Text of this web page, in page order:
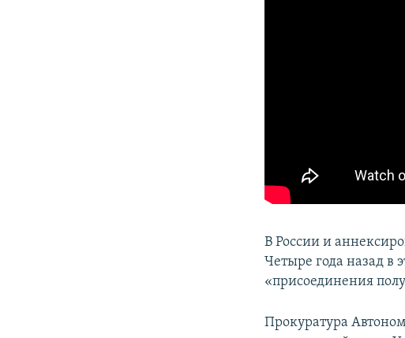
В России и
Четыре года назад в
«присоединения
Прокуратура